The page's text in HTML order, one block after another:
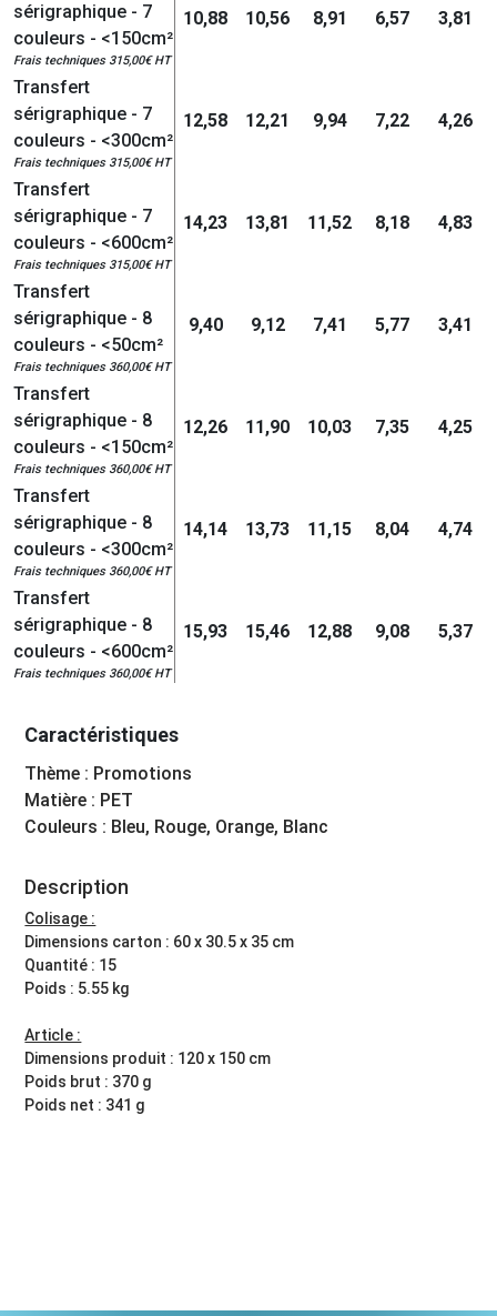
sérigraphique - 7
couleurs - <150cm²
Frais techniques 315,00€ HT
10,88 10,56 8,91 6,57 3,81
Transfert
sérigraphique - 7
couleurs - <300cm²
Frais techniques 315,00€ HT
12,58 12,21 9,94 7,22 4,26
Transfert
sérigraphique - 7
couleurs - <600cm²
Frais techniques 315,00€ HT
14,23 13,81 11,52 8,18 4,83
Transfert
sérigraphique - 8
couleurs - <50cm²
Frais techniques 360,00€ HT
9,40 9,12 7,41 5,77 3,41
Transfert
sérigraphique - 8
couleurs - <150cm²
Frais techniques 360,00€ HT
12,26 11,90 10,03 7,35 4,25
Transfert
sérigraphique - 8
couleurs - <300cm²
Frais techniques 360,00€ HT
14,14 13,73 11,15 8,04 4,74
Transfert
sérigraphique - 8
couleurs - <600cm²
Frais techniques 360,00€ HT
15,93 15,46 12,88 9,08 5,37
Caractéristiques
Thème : Promotions
Matière : PET
Couleurs : Bleu, Rouge, Orange, Blanc
Description
Colisage :
Dimensions carton : 60 x 30.5 x 35 cm
Quantité : 15
Poids : 5.55 kg
Article :
Dimensions produit : 120 x 150 cm
Poids brut : 370 g
Poids net : 341 g